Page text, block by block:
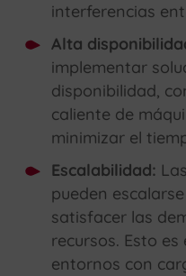
interferencias
Alta
implementar
disponibilidad,
caliente de
minimizar el
Escalabilidad:
pueden
satisfacer las
recursos. Esto
entornos con